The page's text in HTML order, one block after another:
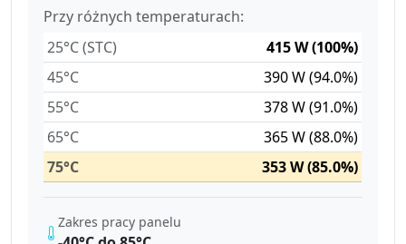
Przy różnych temperaturach:
25°C (STC)
415 W (100%)
45°C
390 W (94.0%)
55°C
378 W (91.0%)
65°C
365 W (88.0%)
75°C
353 W (85.0%)
Zakres pracy panelu